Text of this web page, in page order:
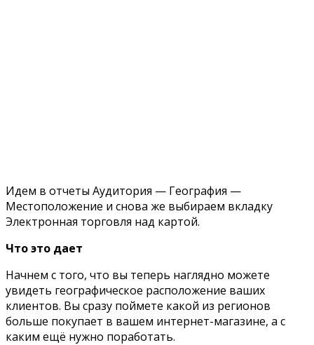
Идем в отчеты Аудитория — География —
Местоположение и снова же выбираем вкладку
Электронная торговля над картой.
Что это дает
Начнем с того, что вы теперь наглядно можете
увидеть географическое расположение ваших
клиентов. Вы сразу поймете какой из регионов
больше покупает в вашем интернет-магазине, а с
каким ещё нужно поработать.